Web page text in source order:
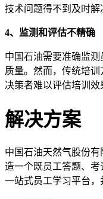
技术问题得不到及时解
4、监测和评估不精确
中国石油需要准确监
质量。然而，传统培
决策者难以评估培训效
解决方案
中国石油天然气股份
造一个既员工答题、
一站式员工学习平台，